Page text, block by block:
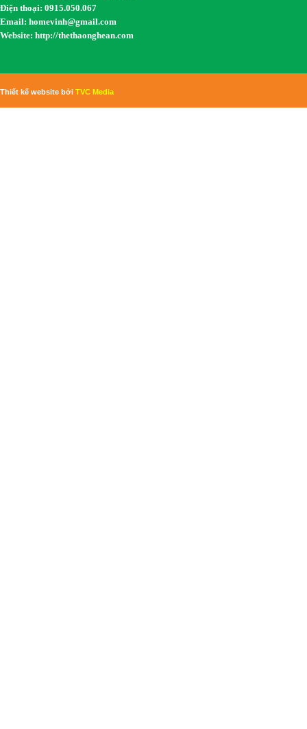
Điện thoại: 0915.050.067
Email: homevinh@gmail.com
Website: http://thethaonghean.com
Thiết kế website bởi TVC Media